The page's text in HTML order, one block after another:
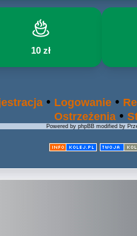
10 zł
• Logowanie •
Ostrzeżenia •
Powered by phpBB modified by